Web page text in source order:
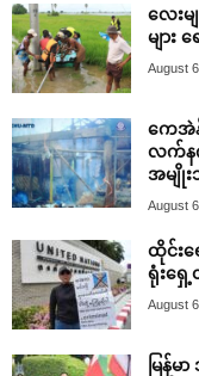
လေးမ
များ
August
ကေအဲ
လက်န
အမျိုး
August
ထိုင်း
ရုံးရှေ့
August
မြန်